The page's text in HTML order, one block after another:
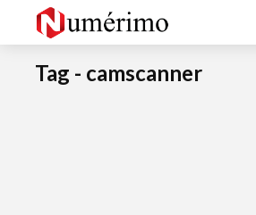
Tag - camscanner